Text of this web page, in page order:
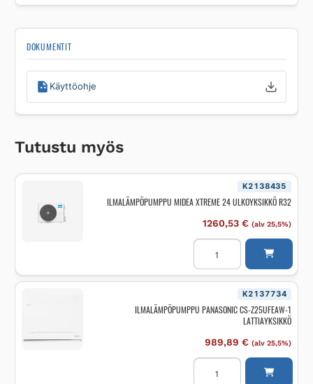
DOKUMENTIT
Käyttöohje
Tutustu myös
K2138435
ILMALÄMPÖPUMPPU MIDEA XTREME 24 ULKOYKSIKKÖ R32
1260,53 € (alv 25,5%)
ILMALÄMPÖPUMPPU
MIDEA
XTREME
24
ULKOYKSIKKÖ
K2137734
ILMALÄMPÖPUMPPU PANASONIC CS-Z25UFEAW-1
LATTIAYKSIKKÖ
989,89 € (alv 25,5%)
ILMALÄMPÖPUMPPU
PANASONIC